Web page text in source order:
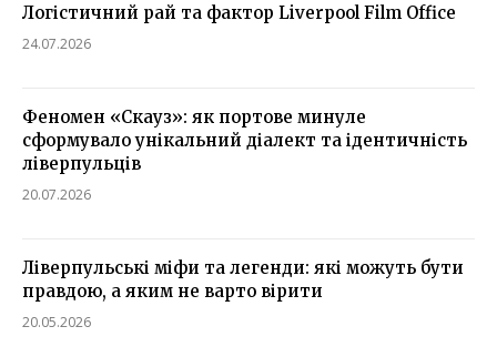
Логістичний рай та фактор Liverpool Film Office
24.07.2026
Феномен «Скауз»: як портове минуле
сформувало унікальний діалект та ідентичність
ліверпульців
20.07.2026
Ліверпульські міфи та легенди: які можуть бути
правдою, а яким не варто вірити
20.05.2026